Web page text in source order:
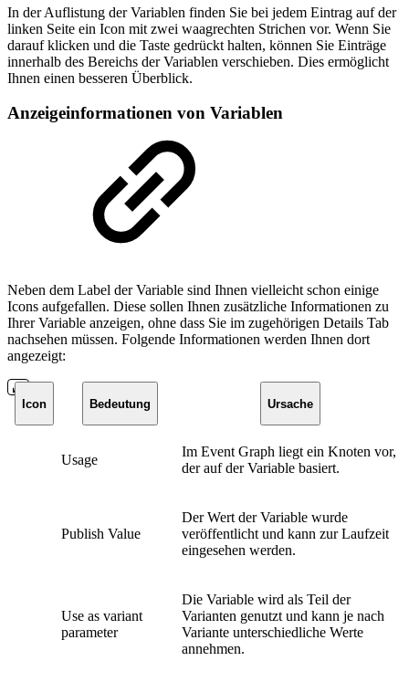
In der Auflistung der Variablen finden Sie bei jedem Eintrag auf der
linken Seite ein Icon mit zwei waagrechten Strichen vor. Wenn Sie
darauf klicken und die Taste gedrückt halten, können Sie Einträge
innerhalb des Bereichs der Variablen verschieben. Dies ermöglicht
Ihnen einen besseren Überblick.
Anzeigeinformationen von Variablen
Neben dem Label der Variable sind Ihnen vielleicht schon einige
Icons aufgefallen. Diese sollen Ihnen zusätzliche Informationen zu
Ihrer Variable anzeigen, ohne dass Sie im zugehörigen Details Tab
nachsehen müssen. Folgende Informationen werden Ihnen dort
angezeigt:
Icon Bedeutung Ursache
Usage
Im Event Graph liegt ein Knoten vor,
der auf der Variable basiert.
Publish Value
Der Wert der Variable wurde
veröffentlicht und kann zur Laufzeit
eingesehen werden.
Use as variant
parameter
Die Variable wird als Teil der
Varianten genutzt und kann je nach
Variante unterschiedliche Werte
annehmen.